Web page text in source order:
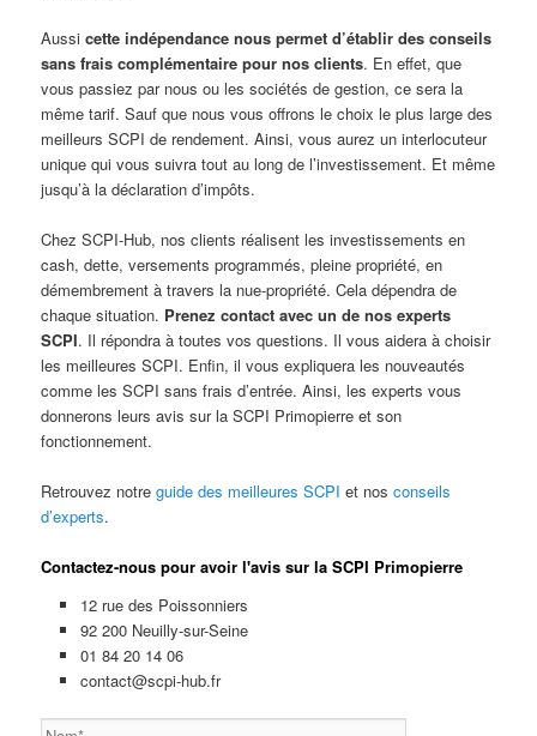
Aussi cette indépendance nous permet d’établir des conseils
sans frais complémentaire pour nos clients. En effet, que
vous passiez par nous ou les sociétés de gestion, ce sera la
même tarif. Sauf que nous vous offrons le choix le plus large des
meilleurs SCPI de rendement. Ainsi, vous aurez un interlocuteur
unique qui vous suivra tout au long de l’investissement. Et même
jusqu’à la déclaration d’impôts.
Chez SCPI-Hub, nos clients réalisent les investissements en
cash, dette, versements programmés, pleine propriété, en
démembrement à travers la nue-propriété. Cela dépendra de
chaque situation. Prenez contact avec un de nos experts
SCPI. Il répondra à toutes vos questions. Il vous aidera à choisir
les meilleures SCPI. Enfin, il vous expliquera les nouveautés
comme les SCPI sans frais d’entrée. Ainsi, les experts vous
donnerons leurs avis sur la SCPI Primopierre et son
fonctionnement.
Retrouvez notreguide des meilleures SCPI et nosconseils
d’experts.
Contactez-nous pour avoir l'avis sur la SCPI Primopierre
12 rue des Poissonniers
92 200 Neuilly-sur-Seine
01 84 20 14 06
contact@scpi-hub.fr